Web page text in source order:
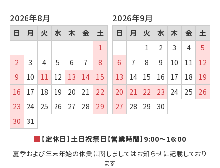
2026年8月
日 月 火 水 木 金
土
1
2
3 4 5 6 7
8
9
10 11 12 13 14
15
16
17 18 19 20 21
22
23
24 25 26 27 28
29
30
31
2026年9月
日 月 火 水 木 金
土
1
2 3 4
5
6
7 8 9 10 11
12
13
14 15 16 17 18
19
20
21 22 23 24 25
26
27
28 29 30
■ 【定休日】土日祝祭日【営業時間】9:00～16:00
夏季および年末年始の休業に関しましてはお知らせに記載しており
ます